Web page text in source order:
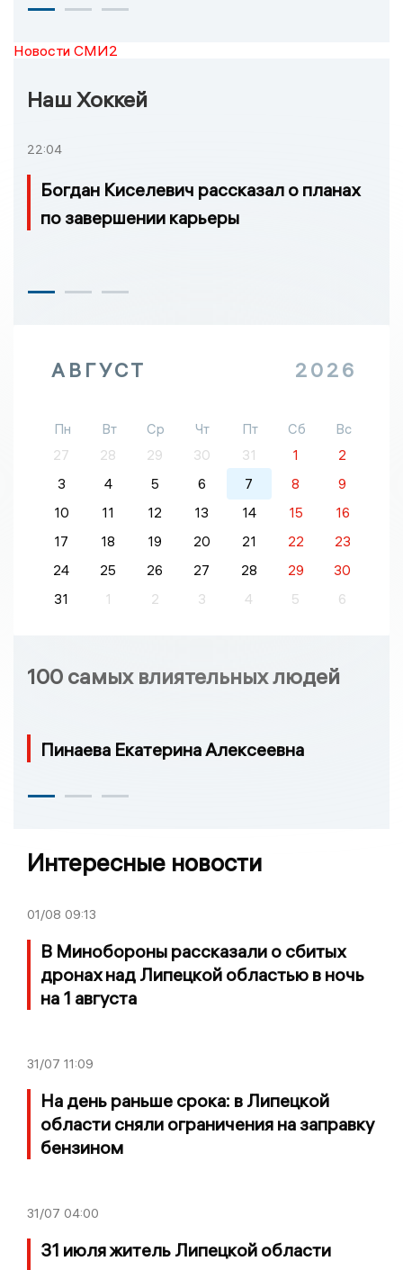
Новости СМИ2
Наш Хоккей
22:04
Богдан Киселевич рассказал о планах
по завершении карьеры
АВГУСТ 2026
Пн Вт Ср Чт Пт Сб
Вс
27
28 29 30 31 1
2
3
4 5 6 7 8
9
10
11 12 13 14 15
16
17
18 19 20 21 22
23
24
25 26 27 28 29
30
31
1 2 3 4 5 6
100 самых влиятельных людей
Пинаева Екатерина Алексеевна
Интересные новости
01/08 09:13
В Минобороны рассказали о сбитых
дронах над Липецкой областью в ночь
на 1 августа
31/07 11:09
На день раньше срока: в Липецкой
области сняли ограничения на заправку
бензином
31/07 04:00
31 июля житель Липецкой области